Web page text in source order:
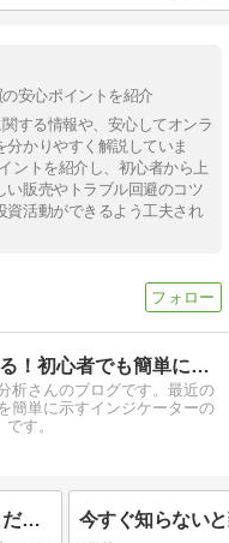
安心ポイントを紹介
する情報や、安心してオンラ
かりやすく解説していま
ントを紹介し、初心者から上
い販売やトラブル回避のコツ
資活動ができるよう工夫され
FX相場の天底を捉える！初心者でも簡単に利益を狙える
析さんのブログです。最近の
簡単に示すインジケーターの
す。
FXで9割の人が損する天底の罠。まだそのインジケーターを信じますか？